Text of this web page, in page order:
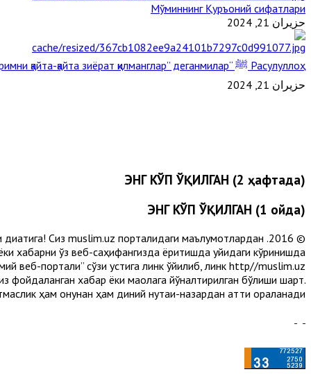
Мўминнинг Қуръоний сифатлари
حزيران 21, 2024
Расулуллоҳ ﷺ “Қабримни қайта-қайта зиёрат қилманглар” деганмилар?
حزيران 21, 2024
ЭНГ КЎП ЎҚИЛГАН (2 ҳафтада)
ЭНГ КЎП ЎҚИЛГАН (1 ойда)
диққатига! Сиз muslim.uz порталидаги маълумотлардан
хабарни ўз веб-саҳифангизда ёритишда қуйидаги кўринишда
веб-портали” сўзи устига линк қўйилиб, линк http//muslim.uz
фойдаланган хабар ёки мақолага йўналтирилган бўлиши шарт.
ҳам қонунан ҳам диний нуқтаи-назардан қаттиқ қораланади.